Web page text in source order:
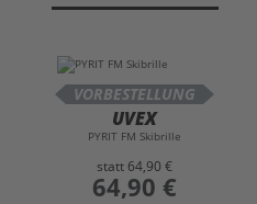
VORBESTELLUNG
UVEX
PYRIT FM Skibrille
statt 64,90 €
preis
64,90 €